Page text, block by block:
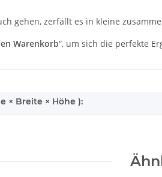
gehen, zerfällt es in kleine
Warenkorb“, um sich die perfekte
× Breite × Höhe ):